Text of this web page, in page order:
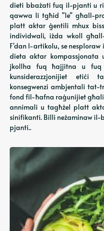
dieti bbażati fuq il-pjanti u
qawwa li tgħid "le" għall-
platt aktar ġentili mhux
individwali, iżda wkoll
F'dan l-artikolu, se
dieta aktar
jkollha fuq ħajjitna u
kunsiderazzjonijiet etiċi
konsegwenzi ambjentali
fond fil-ħafna raġunijiet
annimali u tagħżel platt
sinifikanti. Billi neżaminaw
pjanti..